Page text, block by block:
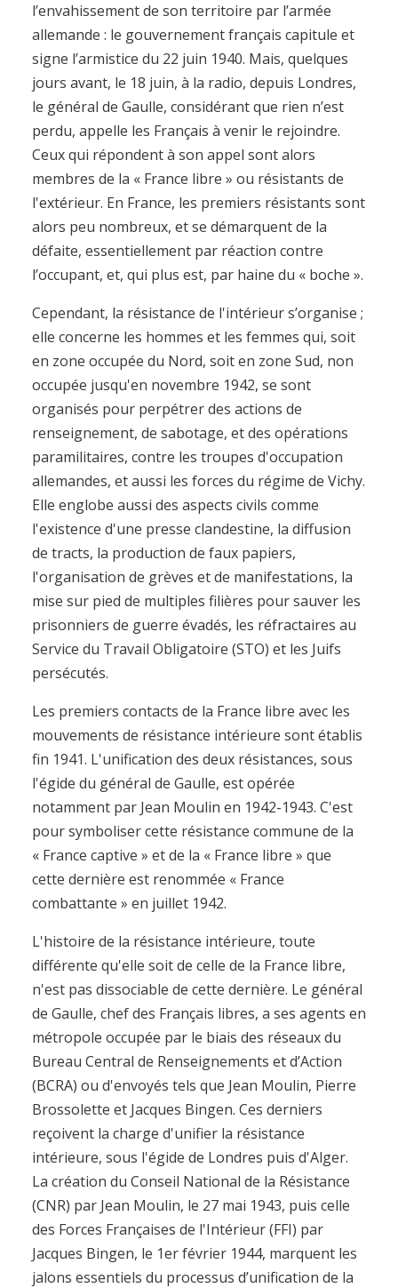
l’envahissement de son territoire par l’armée
allemande : le gouvernement français capitule et
signe l’armistice du 22 juin 1940. Mais, quelques
jours avant, le 18 juin, à la radio, depuis Londres,
le général de Gaulle, considérant que rien n’est
perdu, appelle les Français à venir le rejoindre.
Ceux qui répondent à son appel sont alors
membres de la « France libre » ou résistants de
l'extérieur. En France, les premiers résistants sont
alors peu nombreux, et se démarquent de la
défaite, essentiellement par réaction contre
l’occupant, et, qui plus est, par haine du « boche ».
Cependant, la résistance de l'intérieur s’organise ;
elle concerne les hommes et les femmes qui, soit
en zone occupée du Nord, soit en zone Sud, non
occupée jusqu'en novembre 1942, se sont
organisés pour perpétrer des actions de
renseignement, de sabotage, et des opérations
paramilitaires, contre les troupes d'occupation
allemandes, et aussi les forces du régime de Vichy.
Elle englobe aussi des aspects civils comme
l'existence d'une presse clandestine, la diffusion
de tracts, la production de faux papiers,
l'organisation de grèves et de manifestations, la
mise sur pied de multiples filières pour sauver les
prisonniers de guerre évadés, les réfractaires au
Service du Travail Obligatoire (STO) et les Juifs
persécutés.
Les premiers contacts de la France libre avec les
mouvements de résistance intérieure sont établis
fin 1941. L'unification des deux résistances, sous
l'égide du général de Gaulle, est opérée
notamment par Jean Moulin en 1942-1943. C'est
pour symboliser cette résistance commune de la
« France captive » et de la « France libre » que
cette dernière est renommée « France
combattante » en juillet 1942.
L'histoire de la résistance intérieure, toute
différente qu'elle soit de celle de la France libre,
n'est pas dissociable de cette dernière. Le général
de Gaulle, chef des Français libres, a ses agents en
métropole occupée par le biais des réseaux du
Bureau Central de Renseignements et d’Action
(BCRA) ou d'envoyés tels que Jean Moulin, Pierre
Brossolette et Jacques Bingen. Ces derniers
reçoivent la charge d'unifier la résistance
intérieure, sous l'égide de Londres puis d'Alger.
La création du Conseil National de la Résistance
(CNR) par Jean Moulin, le 27 mai 1943, puis celle
des Forces Françaises de l'Intérieur (FFI) par
Jacques Bingen, le 1er février 1944, marquent les
jalons essentiels du processus d’unification de la